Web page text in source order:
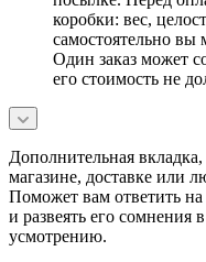
коробки: вес,
самостоятельно вы
Один заказ может
его стоимость не
Дополнительная
магазине, доставке или
Поможет вам ответить
и развеять его сомнения
усмотрению.